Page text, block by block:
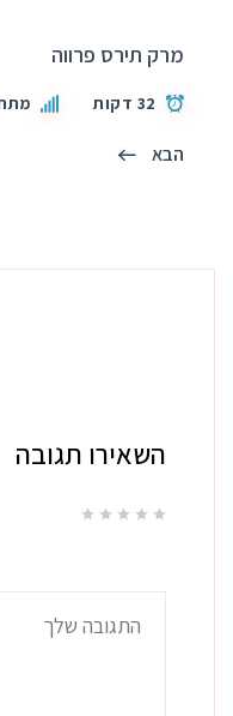
מרק תירס פרווה
32 דקות
הבא
השאירו תגובה